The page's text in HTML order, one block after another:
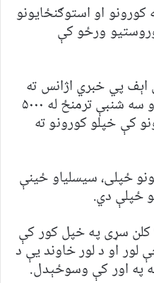
او استوګنځایونو
په وروستیو ورځو کې
اېف پي خبري اژانس ته
ویلي، له دې ځایه د یکشنبې او سه شنبې ترمنځ له ۵۰۰۰
الوتونو کې خپلو کورونو ته
ځپلی، سیسلياو ځینې
ځپلې دي.
د سیسلي په ختیځ کې یو ۹۸ کلن سړی په خپل کور کې
لور او د لور خاوند یې د
په اور کې وسوځېدل.